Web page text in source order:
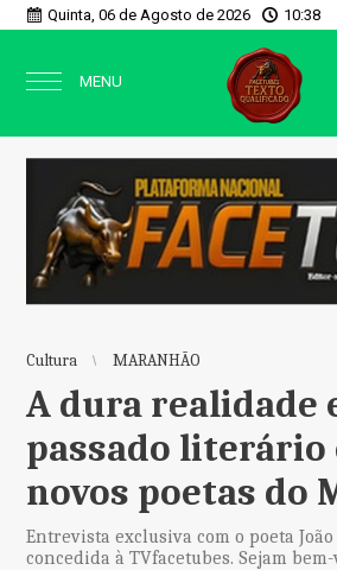
Quinta, 06 de Agosto de 2026 10:38
MENU
Cultura MARANHÃO
A dura realidade
passado literário
novos poetas do
Entrevista exclusiva com o poeta João
concedida à TVfacetubes. Sejam